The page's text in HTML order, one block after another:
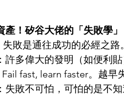
產！矽谷大佬的「失敗學」
敗是通往成功的必經之路。
許多偉大的發明（如便利
fast, learn faster。越早
失敗不可怕，可怕的是不知